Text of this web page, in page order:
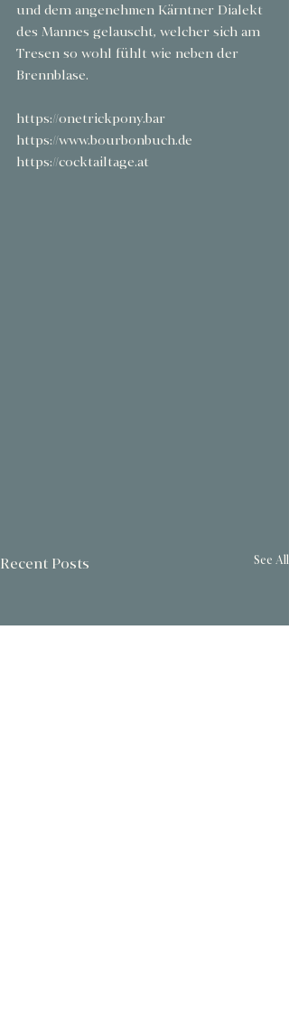
und dem angenehmen Kärntner Dialekt
des Mannes gelauscht, welcher sich am
Tresen so wohl fühlt wie neben der
Brennblase.
https://onetrickpony.bar
https://www.bourbonbuch.de
https://cocktailtage.at
Recent Posts See All